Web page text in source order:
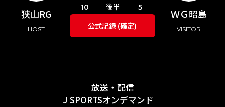
狭山RG
HOST
ＷＧ昭島
VISITOR
10
後半 5
公式記録 (確定)
放送・配信
J SPORTSオンデマンド